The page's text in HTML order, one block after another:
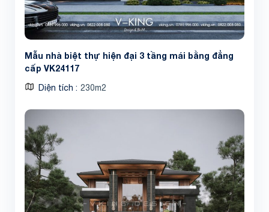
Mẫu nhà biệt thự hiện đại 3 tầng mái bằng đẳng
cấp VK24117
Diện tích 230m2